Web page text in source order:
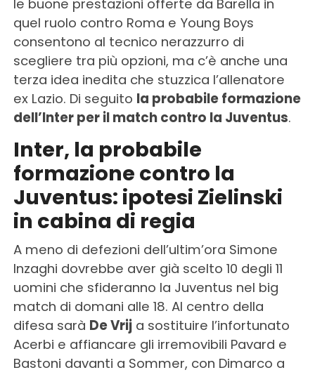
le buone prestazioni offerte da Barella in
quel ruolo contro Roma e Young Boys
consentono al tecnico nerazzurro di
scegliere tra più opzioni, ma c’è anche una
terza idea inedita che stuzzica l’allenatore
ex Lazio. Di seguito la probabile formazione
dell’Inter per il match contro la Juventus.
Inter, la probabile
formazione contro la
Juventus: ipotesi Zielinski
in cabina di regia
A meno di defezioni dell’ultim’ora Simone
Inzaghi dovrebbe aver già scelto 10 degli 11
uomini che sfideranno la Juventus nel big
match di domani alle 18. Al centro della
difesa sarà De Vrija sostituire l’infortunato
Acerbi e affiancare gli irremovibili Pavard e
Bastoni davanti a Sommer, con Dimarco a